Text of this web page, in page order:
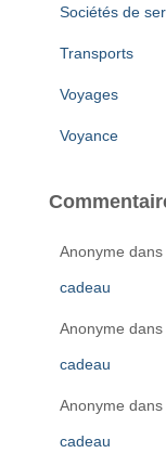
Sociétés de
Transports
Voyages
Voyance
Anonyme dans
cadeau
Anonyme dans
cadeau
Anonyme dans
cadeau